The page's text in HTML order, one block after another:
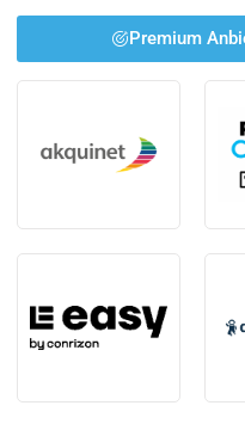
Premium